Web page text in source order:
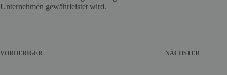
Unternehmen gewährleistet wird.
VORHERIGER NÄCHSTER